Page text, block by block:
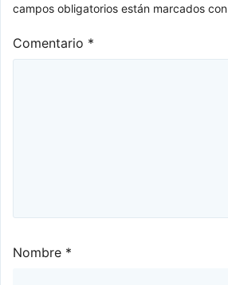
campos obligatorios están marcados con
Comentario *
Nombre *